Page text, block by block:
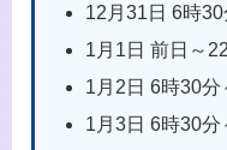
12月31日 6時30
1月1日 前日～
1月2日 6時30分
1月3日 6時30分